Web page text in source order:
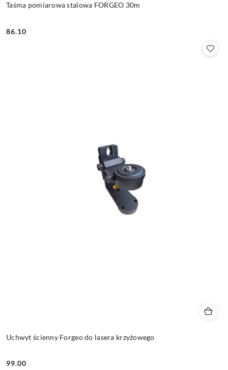
Taśma pomiarowa stalowa FORGEO 30m
Cena:
86.10
Uchwyt ścienny Forgeo do lasera krzyżowego
99.00